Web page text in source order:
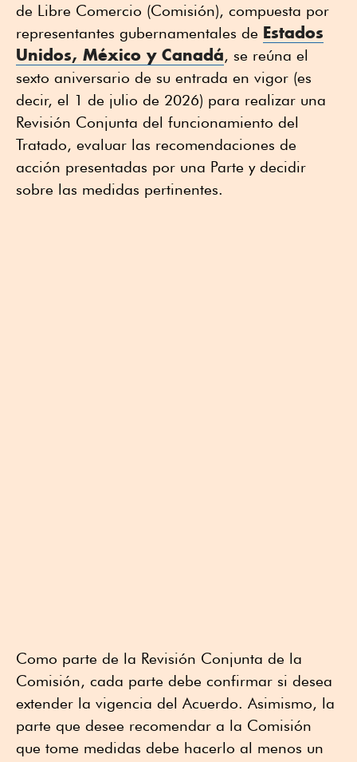
de Libre Comercio (Comisión), compuesta por
representantes gubernamentales de Estados
Unidos, México y Canadá, se reúna el
sexto aniversario de su entrada en vigor (es
decir, el 1 de julio de 2026) para realizar una
Revisión Conjunta del funcionamiento del
Tratado, evaluar las recomendaciones de
acción presentadas por una Parte y decidir
sobre las medidas pertinentes.
Como parte de la Revisión Conjunta de la
Comisión, cada parte debe confirmar si desea
extender la vigencia del Acuerdo. Asimismo, la
parte que desee recomendar a la Comisión
que tome medidas debe hacerlo al menos un